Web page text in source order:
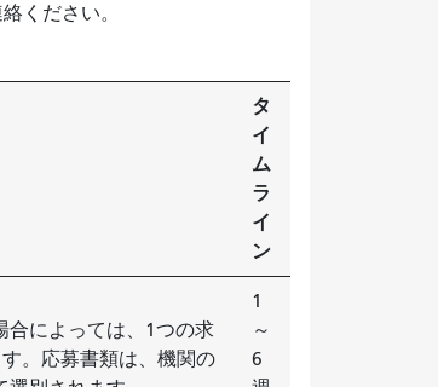
ください。
タ
イ
ム
ラ
イ
ン
合によっては、1つの求
。応募書類は、機関の
1
～
6